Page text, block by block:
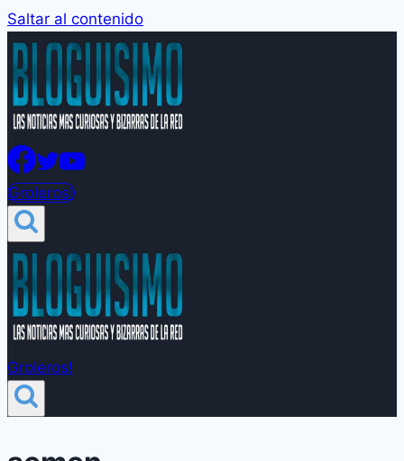
Saltar al contenido
Groleros!
Groleros!